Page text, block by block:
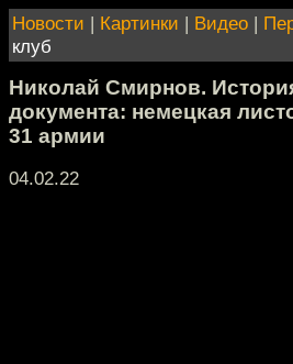
Новости | Картинки | Видео |
клуб
Николай Смирнов.
документа: немецкая
31 армии
04.02.22